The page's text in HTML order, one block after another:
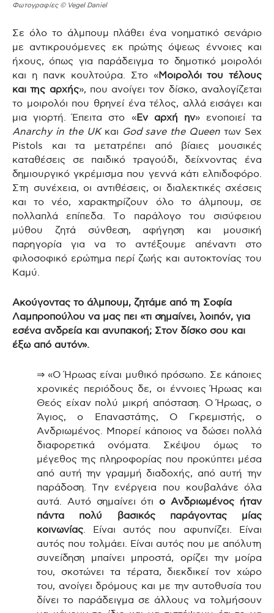
Φωτογραφίες © Vegel Daniel
Σε όλο το άλμπουμ πλάθει ένα νοηματικό σενάριο
με αντικρουόμενες εκ πρώτης όψεως έννοιες και
ήχους, όπως για παράδειγμα το δημοτικό μοιρολόι
και η πανκ κουλτούρα. Στο «Μοιρολόι του τέλους
και της αρχής», που ανοίγει τον δίσκο, αναλογίζεται
το μοιρολόι που θρηνεί ένα τέλος, αλλά εισάγει και
μια γιορτή. Έπειτα στο «Εν αρχή ην» ενοποιεί τα
Anarchy in the UKκαι God save the Queen των Sex
Pistols και τα μετατρέπει από βίαιες μουσικές
καταθέσεις σε παιδικό τραγούδι, δείχνοντας ένα
δημιουργικό γκρέμισμα που γεννά κάτι ελπιδοφόρο.
Στη συνέχεια, οι αντιθέσεις, οι διαλεκτικές σχέσεις
και το νέο, χαρακτηρίζουν όλο το άλμπουμ, σε
πολλαπλά επίπεδα. Το παράλογο του σισύφειου
μύθου ζητά σύνθεση, αφήγηση και μουσική
παρηγορία για να το αντέξουμε απέναντι στο
φιλοσοφικό ερώτημα περί ζωής και αυτοκτονίας του
Καμύ.
Ακούγοντας το άλμπουμ, ζητάμε από τη Σοφία
Λαμπροπούλου να μας πει «τι σημαίνει, λοιπόν, για
εσένα ανδρεία και ανυπακοή; Στον δίσκο σου και
έξω από αυτόν».
⇒ «Ο Ήρωας είναι μυθικό πρόσωπο. Σε κάποιες
χρονικές περιόδους δε, οι έννοιες Ήρωας και
Θεός είχαν πολύ μικρή απόσταση. Ο Ήρωας, ο
Άγιος, ο Επαναστάτης, Ο Γκρεμιστής, ο
Ανδριωμένος. Μπορεί κάποιος να δώσει πολλά
διαφορετικά ονόματα. Σκέψου όμως το
μέγεθος της πληροφορίας που προκύπτει μέσα
από αυτή την γραμμή διαδοχής, από αυτή την
παράδοση. Την ενέργεια που κουβαλάνε όλα
αυτά. Αυτό σημαίνει ότι ο Ανδριωμένος ήταν
πάντα πολύ βασικός παράγοντας μίας
κοινωνίας. Είναι αυτός που αφυπνίζει. Είναι
αυτός που τολμάει. Είναι αυτός που με απόλυτη
συνείδηση μπαίνει μπροστά, ορίζει την μοίρα
του, σκοτώνει τα τέρατα, διεκδικεί τον χώρο
του, ανοίγει δρόμους και με την αυτοθυσία του
δίνει το παράδειγμα σε άλλους να τολμήσουν